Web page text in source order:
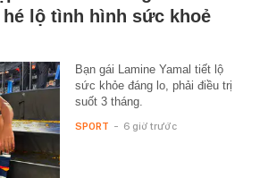
lộ tình hình sức khoẻ
Bạn gái Lamine Yamal tiết lộ
sức khỏe đáng lo, phải điều trị
suốt 3 tháng.
SPORT - 6 giờ trước